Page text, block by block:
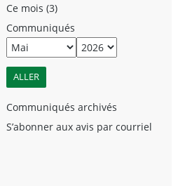
Ce mois (3)
Communiqués
Communiqués archivés
S’abonner aux avis par courriel